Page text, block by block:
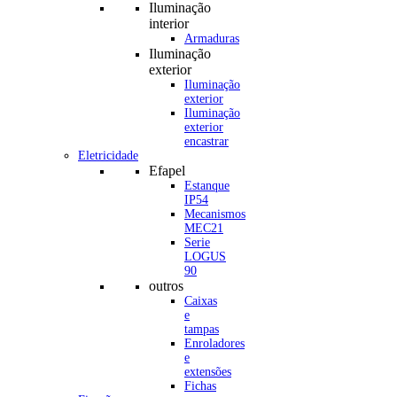
Iluminação
interior
Armaduras
Iluminação
exterior
Iluminação
exterior
Iluminação
exterior
encastrar
Eletricidade
Efapel
Estanque
IP54
Mecanismos
MEC21
Serie
LOGUS
90
outros
Caixas
e
tampas
Enroladores
e
extensões
Fichas